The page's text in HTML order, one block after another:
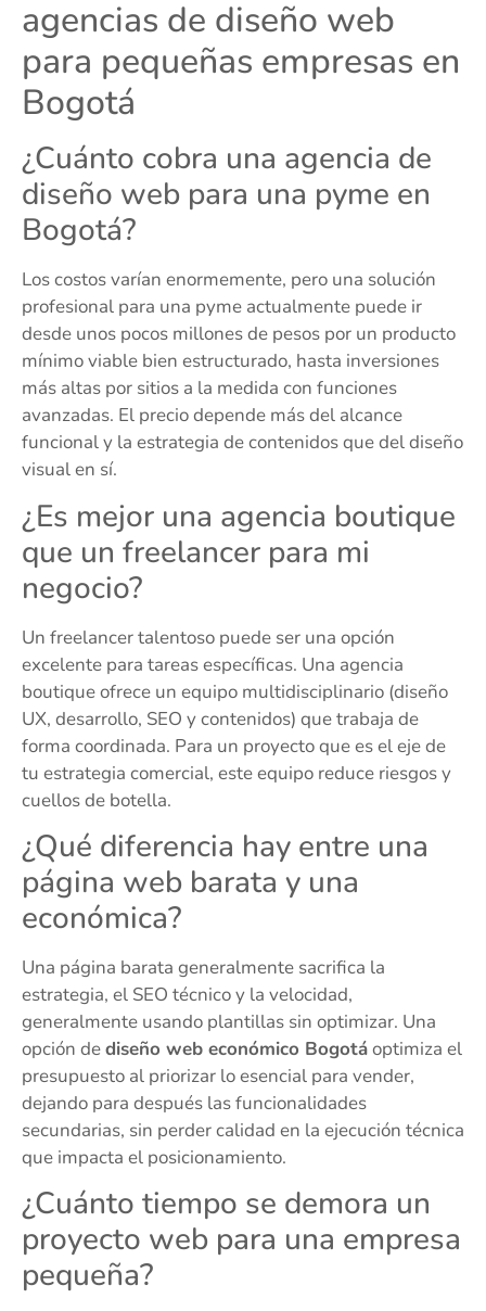
agencias de diseño web
para pequeñas empresas en
Bogotá
¿Cuánto cobra una agencia de
diseño web para una pyme en
Bogotá?
Los costos varían enormemente, pero una solución
profesional para una pyme actualmente puede ir
desde unos pocos millones de pesos por un producto
mínimo viable bien estructurado, hasta inversiones
más altas por sitios a la medida con funciones
avanzadas. El precio depende más del alcance
funcional y la estrategia de contenidos que del diseño
visual en sí.
¿Es mejor una agencia boutique
que un freelancer para mi
negocio?
Un freelancer talentoso puede ser una opción
excelente para tareas específicas. Una agencia
boutique ofrece un equipo multidisciplinario (diseño
UX, desarrollo, SEO y contenidos) que trabaja de
forma coordinada. Para un proyecto que es el eje de
tu estrategia comercial, este equipo reduce riesgos y
cuellos de botella.
¿Qué diferencia hay entre una
página web barata y una
económica?
Una página barata generalmente sacrifica la
estrategia, el SEO técnico y la velocidad,
generalmente usando plantillas sin optimizar. Una
opción dediseño web económico Bogotáoptimiza el
presupuesto al priorizar lo esencial para vender,
dejando para después las funcionalidades
secundarias, sin perder calidad en la ejecución técnica
que impacta el posicionamiento.
¿Cuánto tiempo se demora un
proyecto web para una empresa
pequeña?